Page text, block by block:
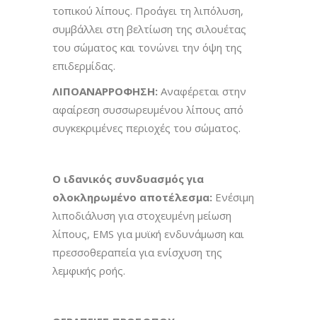
τοπικού λίπους. Προάγει τη λιπόλυση,
συμβάλλει στη βελτίωση της σιλουέτας
του σώματος και τονώνει την όψη της
επιδερμίδας.
ΛΙΠΟΑΝΑΡΡΟΦΗΣΗ: Αναφέρεται στην
αφαίρεση συσσωρευμένου λίπους από
συγκεκριμένες περιοχές του σώματος.
Ο ιδανικός συνδυασμός για
ολοκληρωμένο αποτέλεσμα: Ενέσιμη
λιποδιάλυση για στοχευμένη μείωση
λίπους, EMS για μυϊκή ενδυνάμωση και
πρεσσοθεραπεία για ενίσχυση της
λεμφικής ροής.